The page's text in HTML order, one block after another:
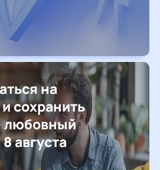
на
сохранить
любовный
августа